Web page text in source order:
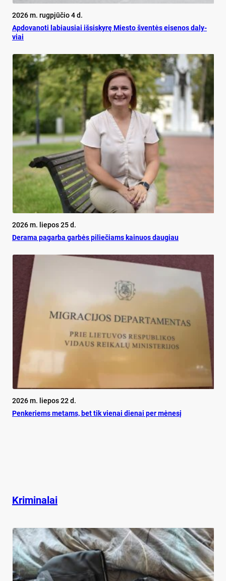
2026 m. rugpjūčio 4 d.
Ap­do­va­no­ti la­biau­siai iš­si­sky­rę Mies­to šven­tės ei­se­nos da­ly­
viai
2026 m. liepos 25 d.
De­ra­ma pa­gar­ba gar­bės pi­lie­čiams kai­nuos dau­giau
2026 m. liepos 22 d.
Pen­ke­riems me­tams, bet tik vie­nai die­nai per mė­ne­sį
Kriminalai